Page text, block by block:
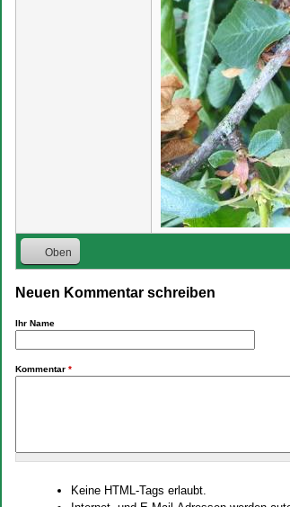
Oben
Neuen Kommentar schreiben
Ihr Name
Kommentar *
Keine HTML-Tags erlaubt.